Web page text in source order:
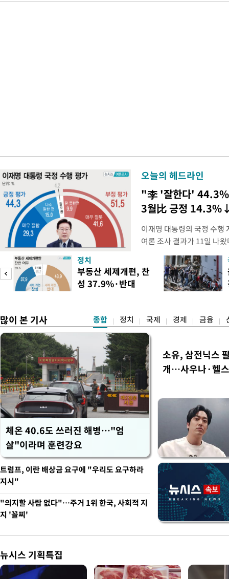
오늘의 헤드라인
"李 '잘한다'
3월比 긍정
이재명 대통령의 국정 수
여론 조사 결과가 11일 나
스리서치에 의뢰해 지난 9
상 성인 남녀 1018명을 대
의 국정 수행 평가를 물은
44.3%, '잘 못하고 있다'는
정치
부동산 세제개편, 찬
성 37.9%·반대
많이 본 기사 종합 정치 국제 경제 금융
체온 40.6도 쓰러진 해병…"엄
살"이라며 훈련강요
소유, 삼전닉스
개…사우나·헬
트럼프, 이란 배상금 요구에 "우리도 요구하라
지시"
"의지할 사람 없다"…주거 1위 한국, 사회적 지
지 '꼴찌'
뉴시스 기획특집